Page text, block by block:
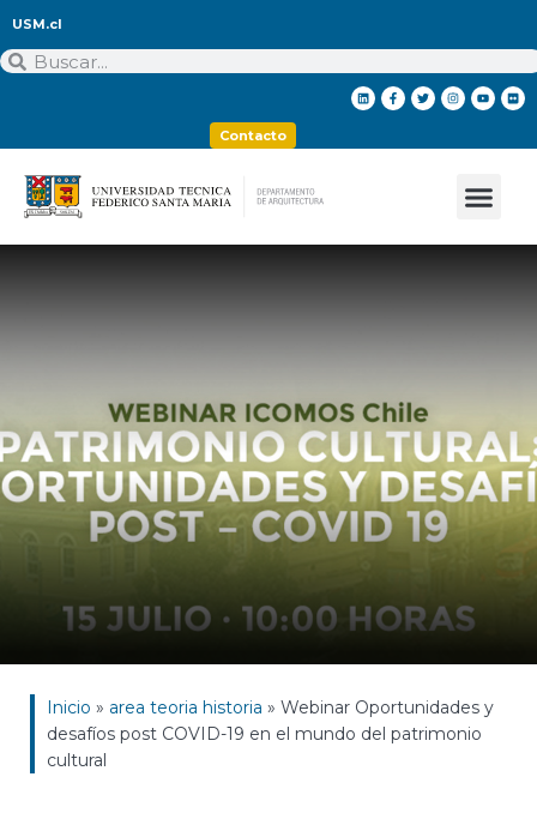
USM.cl
Contacto
Inicio » area teoria historia » Webinar Oportunidades y
desafíos post COVID-19 en el mundo del patrimonio
cultural